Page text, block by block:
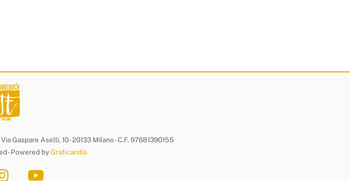
Gaspare Aselli, 10 - 20133 Milano - C.F. 97681390155
- Powered byGraficandia